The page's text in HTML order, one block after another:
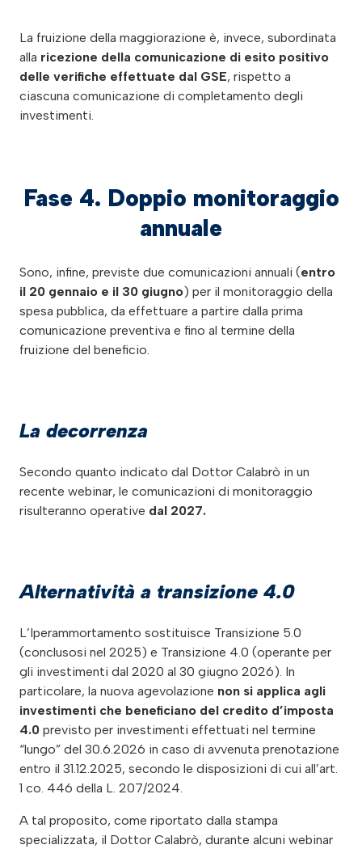
La fruizione della maggiorazione è, invece, subordinata
alla ricezione della comunicazione di esito positivo
delle verifiche effettuate dal GSE, rispetto a
ciascuna comunicazione di completamento degli
investimenti.
Fase 4. Doppio monitoraggio
annuale
Sono, infine, previste due comunicazioni annuali (entro
il 20 gennaio e il 30 giugno) per il monitoraggio della
spesa pubblica, da effettuare a partire dalla prima
comunicazione preventiva e fino al termine della
fruizione del beneficio.
La decorrenza
Secondo quanto indicato dal Dottor Calabrò in un
recente webinar, le comunicazioni di monitoraggio
risulteranno operative dal 2027.
Alternatività a transizione 4.0
L’Iperammortamento sostituisce Transizione 5.0
(conclusosi nel 2025) e Transizione 4.0 (operante per
gli investimenti dal 2020 al 30 giugno 2026). In
particolare, la nuova agevolazione non si applica agli
investimenti che beneficiano del credito d’imposta
4.0 previsto per investimenti effettuati nel termine
“lungo” del 30.6.2026 in caso di avvenuta prenotazione
entro il 31.12.2025, secondo le disposizioni di cui all’art.
1 co. 446 della L. 207/2024.
A tal proposito, come riportato dalla stampa
specializzata, il Dottor Calabrò, durante alcuni webinar